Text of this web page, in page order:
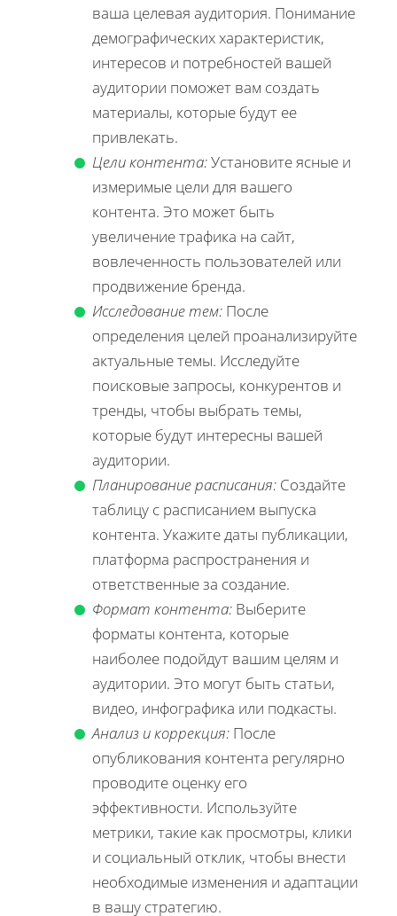
ваша целевая аудитория. Понимание
демографических характеристик,
интересов и потребностей вашей
аудитории поможет вам создать
материалы, которые будут ее
привлекать.
Цели контента:Установите ясные и
измеримые цели для вашего
контента. Это может быть
увеличение трафика на сайт,
вовлеченность пользователей или
продвижение бренда.
Исследование тем: После
определения целей проанализируйте
актуальные темы. Исследуйте
поисковые запросы, конкурентов и
тренды, чтобы выбрать темы,
которые будут интересны вашей
аудитории.
Планирование расписания: Создайте
таблицу с расписанием выпуска
контента. Укажите даты публикации,
платформа распространения и
ответственные за создание.
Формат контента: Выберите
форматы контента, которые
наиболее подойдут вашим целям и
аудитории. Это могут быть статьи,
видео, инфографика или подкасты.
Анализ и коррекция: После
опубликования контента регулярно
проводите оценку его
эффективности. Используйте
метрики, такие как просмотры, клики
и социальный отклик, чтобы внести
необходимые изменения и адаптации
в вашу стратегию.